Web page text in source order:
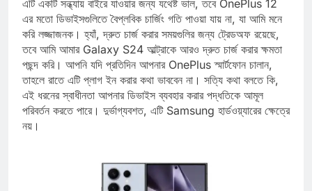
এটি একটি সন্ধ্যায় বাইরে যাওয়ার জন্য যথেষ্ট ভাল, তবে OnePlus 12
এর মতো ডিভাইসগুলিতে বৈপ্লবিক চার্জিং গতি পাওয়া যায় না, যা আমি মনে
করি লজ্জাজনক। হ্যাঁ, দ্রুত চার্জ করার সময়গুলির জন্য ট্রেডঅফ রয়েছে,
তবে আমি আমার Galaxy S24 আল্ট্রাকে আরও দ্রুত চার্জ করার ক্ষমতা
পছন্দ করি। আপনি যদি প্রতিদিন আপনার OnePlus স্মার্টফোন চালান,
তাহলে রাতে এটি প্লাগ ইন করার কথা ভাববেন না। সত্যি কথা বলতে কি,
এই ধরনের স্বাধীনতা আপনার ডিভাইস ব্যবহার করার পদ্ধতিকে আমূল
পরিবর্তন করতে পারে। দুর্ভাগ্যবশত, এটি Samsung হার্ডওয়্যারের ক্ষেত্রে